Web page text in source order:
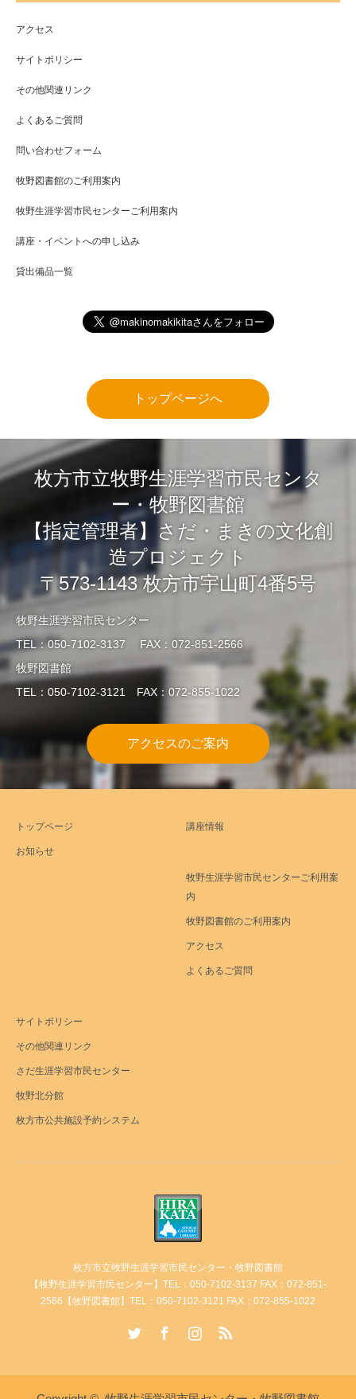
アクセス
サイトポリシー
その他関連リンク
よくあるご質問
問い合わせフォーム
牧野図書館のご利用案内
牧野生涯学習市民センターご利用案内
講座・イベントへの申し込み
貸出備品一覧
トップページへ
枚方市立牧野生涯学習市民センタ
ー・牧野図書館
【指定管理者】さだ・まきの文化創
造プロジェクト
〒573-1143 枚方市宇山町4番5号
牧野生涯学習市民センター
TEL：050-7102-3137 FAX：072-851-2566
牧野図書館
TEL：050-7102-3121 FAX：072-855-1022
アクセスのご案内
トップページ
お知らせ
講座情報
牧野生涯学習市民センターご利用案
内
牧野図書館のご利用案内
アクセス
よくあるご質問
サイトポリシー
その他関連リンク
さだ生涯学習市民センター
牧野北分館
枚方市公共施設予約システム
枚方市立牧野生涯学習市民センター・牧野図書館
【牧野生涯学習市民センター】TEL：050-7102-3137 FAX：072-851-
2566【牧野図書館】TEL：050-7102-3121 FAX：072-855-1022